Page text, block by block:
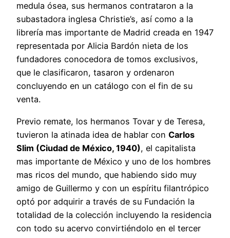
medula ósea, sus hermanos contrataron a la
subastadora inglesa Christie’s, así como a la
librería mas importante de Madrid creada en 1947
representada por Alicia Bardón nieta de los
fundadores conocedora de tomos exclusivos,
que le clasificaron, tasaron y ordenaron
concluyendo en un catálogo con el fin de su
venta.
Previo remate, los hermanos Tovar y de Teresa,
tuvieron la atinada idea de hablar con Carlos
Slim (Ciudad de México, 1940), el capitalista
mas importante de México y uno de los hombres
mas ricos del mundo, que habiendo sido muy
amigo de Guillermo y con un espíritu filantrópico
optó por adquirir a través de su Fundación la
totalidad de la colección incluyendo la residencia
con todo su acervo convirtiéndolo en el tercer